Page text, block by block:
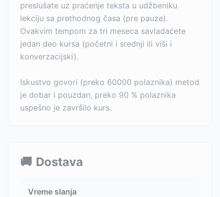
preslušate uz praćenje teksta u udžbeniku
lekciju sa prethodnog časa (pre pauze).
Ovakvim tempom za tri meseca savladaćete
jedan deo kursa (početni i srednji ili viši i
konverzacijski).
Iskustvo govori (preko 60000 polaznika) metod
je dobar i pouzdan, preko 90 % polaznika
uspešno je završilo kurs.
🚚 Dostava
Vreme slanja